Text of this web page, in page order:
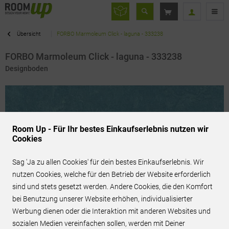
Übersicht FORBO Marmoleum Click - laguna - 333238
FORBO Marmoleum Click - laguna - 333238
Designboden
69,99 € / m² inkl. MwSt.
Room Up - Für Ihr bestes Einkaufserlebnis nutzen wir
Cookies
Sag 'Ja zu allen Cookies' für dein bestes Einkaufserlebnis. Wir
nutzen Cookies, welche für den Betrieb der Website erforderlich
sind und stets gesetzt werden. Andere Cookies, die den Komfort
bei Benutzung unserer Website erhöhen, individualisierter
Werbung dienen oder die Interaktion mit anderen Websites und
sozialen Medien vereinfachen sollen, werden mit Deiner